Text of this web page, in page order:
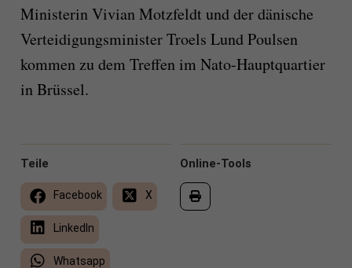
Ministerin Vivian Motzfeldt und der dänische
Verteidigungsminister Troels Lund Poulsen
kommen zu dem Treffen im Nato-Hauptquartier
in Brüssel.
Online-Tools
Teile
Facebook X
LinkedIn
Whatsapp